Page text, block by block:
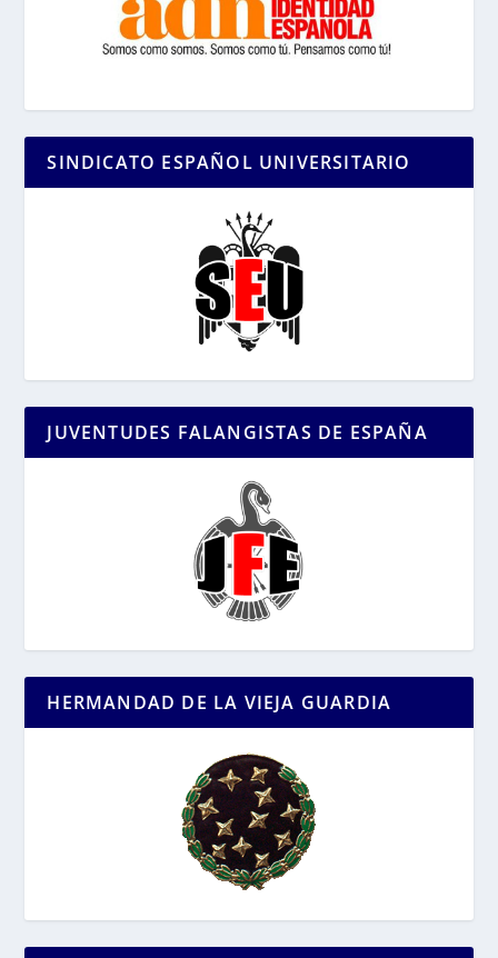
SINDICATO ESPAÑOL UNIVERSITARIO
JUVENTUDES FALANGISTAS DE ESPAÑA
HERMANDAD DE LA VIEJA GUARDIA